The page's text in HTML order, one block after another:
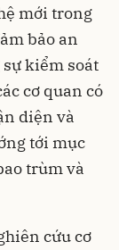
mới trong
bảo an
kiểm soát
cơ quan có
diện và
tới mục
trùm và
cứu cơ